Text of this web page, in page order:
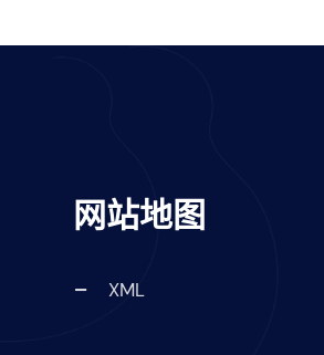
网站地图
XML